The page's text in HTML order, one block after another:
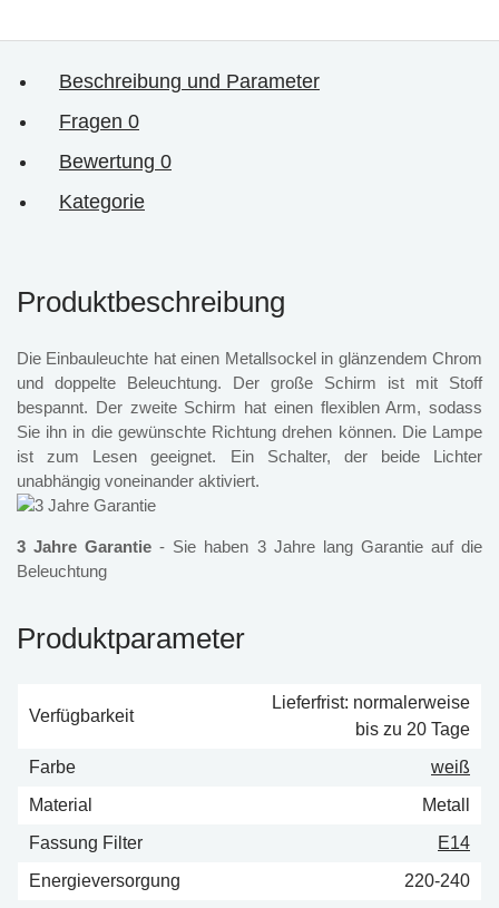
Beschreibung und Parameter
Fragen 0
Bewertung 0
Kategorie
Produktbeschreibung
Die Einbauleuchte hat einen Metallsockel in glänzendem Chrom
und doppelte Beleuchtung. Der große Schirm ist mit Stoff
bespannt. Der zweite Schirm hat einen flexiblen Arm, sodass
Sie ihn in die gewünschte Richtung drehen können. Die Lampe
ist zum Lesen geeignet. Ein Schalter, der beide Lichter
unabhängig voneinander aktiviert.
3 Jahre Garantie - Sie haben 3 Jahre lang Garantie auf die
Beleuchtung
Produktparameter
Verfügbarkeit
Lieferfrist: normalerweise
bis zu 20 Tage
Farbe
weiß
Material
Metall
Fassung Filter
E14
Energieversorgung
220-240